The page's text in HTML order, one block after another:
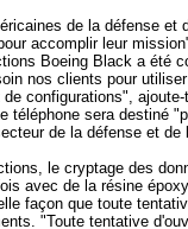
de la défense et
accomplir leur
Boeing Black a été
nos clients pour
configurations",
téléphone sera destiné
de la défense et
le cryptage des
avec de la résine
façon que toute
"Toute tentative